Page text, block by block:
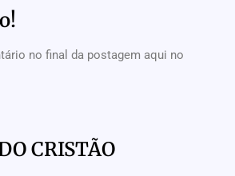
no final da postagem aqui no
CRISTÃO